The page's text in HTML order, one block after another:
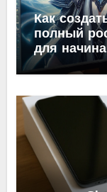
Как
полный
для